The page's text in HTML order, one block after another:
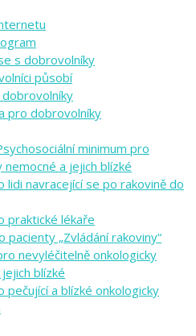
s dobrovolníky
působí
pro dobrovolníky
minimum pro
nemocné a jejich blízké
lidi navracející se po rakovině do
praktické lékaře
pacienty „Zvládání rakoviny“
nevyléčitelně onkologicky
blízké
pečující a blízké onkologicky